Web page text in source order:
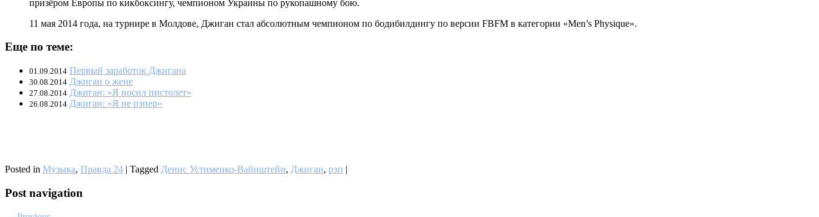
призёром Европы по кикбоксингу, чемпионом Украины по рукопашному бою.
11 мая 2014 года, на турнире в Молдове, Джиган стал абсолютным чемпионом по бодибилдингу по версии FBFM в категории «Men’s Physique».
Еще по теме:
01.09.2014 Первый заработок Джигана
30.08.2014 Джиган о жене
27.08.2014 Джиган: «Я носил пистолет»
26.08.2014 Джиган: «Я не рэпер»
Posted in Музыка, Правда 24 | Tagged Денис Устименко-Вайнштейн, Джиган, рэп |
Post navigation